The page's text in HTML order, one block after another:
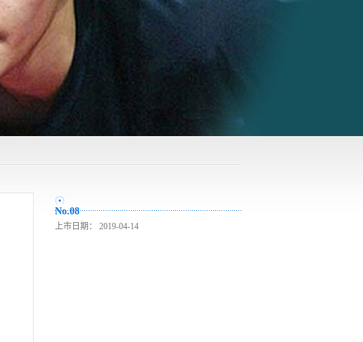
No.08
上市日期： 2019-04-14